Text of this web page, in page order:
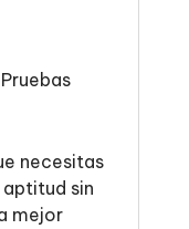
necesitas
aptitud sin
mejor